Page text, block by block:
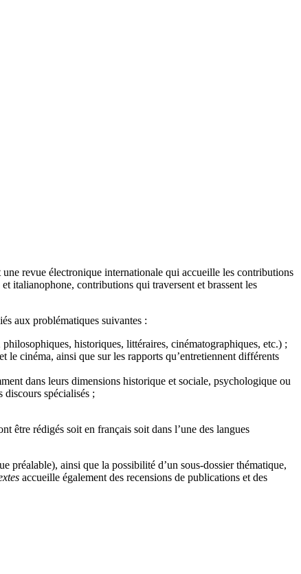
une revue électronique internationale qui accueille les contributions
italianophone, contributions qui traversent et brassent les
aux problématiques suivantes :
historiques, littéraires, cinématographiques, etc.) ;
le cinéma, ainsi que sur les rapports qu’entretiennent différents
dans leurs dimensions historique et sociale, psychologique ou
discours spécialisés ;
être rédigés soit en français soit dans l’une des langues
préalable), ainsi que la possibilité d’un sous-dossier thématique,
accueille également des recensions de publications et des